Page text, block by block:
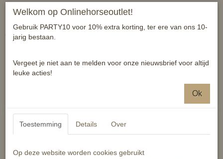
klittenbandsluitingen. Hij gemaakt van milieuvriendelijk natuurlijk
rubber dat veilig kan worden gebruikt en eenvoudig schoon te
maken is. Het deel om de neus is gevoerd met ectra zacht leer om
eventuele drukking of verwonding te voorkomen.
Universeel te gebruiken
Makkelijk af te nemen
Doorsnede ter hoogte van neus, per maat:
XS 14cm
Welkom op Onlinehorseoutlet!
Gebruik PARTY10 voor 10% extra korting, ter ere van ons 10-
jarig bestaan.
Vergeet je niet aan te melden voor onze nieuwsbrief voor altijd
leuke acties!
Ok
Toestemming Details Over
Op deze website worden cookies gebruikt